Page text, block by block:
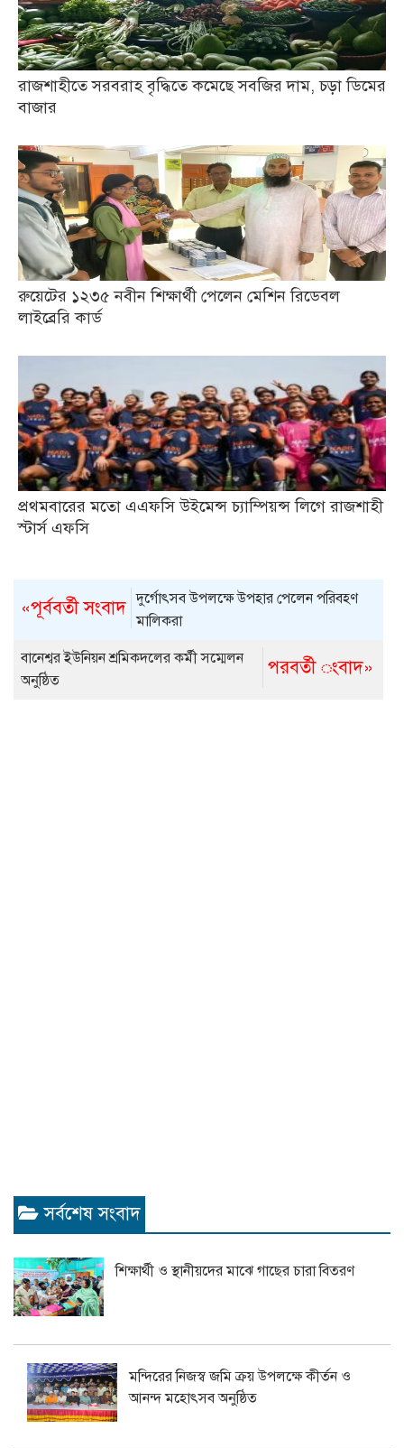
রাজশাহীতে সরবরাহ বৃদ্ধিতে কমেছে সবজির দাম, চড়া ডিমের
বাজার
রুয়েটের ১২৩৫ নবীন শিক্ষার্থী পেলেন মেশিন রিডেবল
লাইব্রেরি কার্ড
প্রথমবারের মতো এএফসি উইমেন্স চ্যাম্পিয়ন্স লিগে রাজশাহী
স্টার্স এফসি
«পূর্ববর্তী সংবাদ দুর্গোৎসব উপলক্ষে উপহার পেলেন পরিবহণ
মালিকরা
পরবর্তী ংবাদ»
বানেশ্বর ইউনিয়ন শ্রমিকদলের কর্মী সম্মেলন
অনুষ্ঠিত
সর্বশেষ সংবাদ
শিক্ষার্থী ও স্থানীয়দের মাঝে গাছের চারা বিতরণ
মন্দিরের নিজস্ব জমি ক্রয় উপলক্ষে কীর্তন ও
আনন্দ মহোৎসব অনুষ্ঠিত